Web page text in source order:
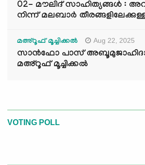
02- മൗലിദ് സാഹിത്യങ്ങൾ :
നിന്ന് മലബാർ
മഅ്റൂഫ് മൂച്ചിക്കല്‍ Aug 22, 2025
സാൻഫോ പാസ്
മഅ്റൂഫ് മൂച്ചിക്കല്‍
VOTING POLL